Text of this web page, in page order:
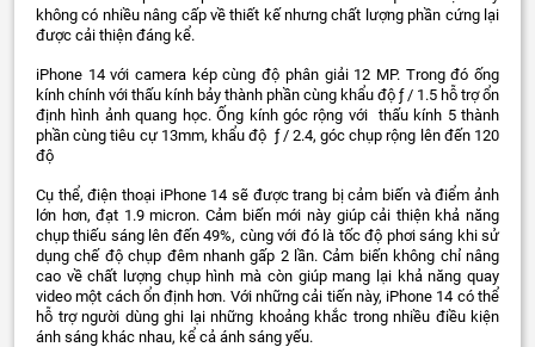
không có nhiều nâng cấp về thiết kế nhưng chất lượng phần cứng lại
được cải thiện đáng kể.
iPhone 14 với camera kép cùng độ phân giải 12 MP. Trong đó ống
kính chính với thấu kính bảy thành phần cùng khẩu độ ƒ / 1.5 hỗ trợ ổn
định hình ảnh quang học. Ống kính góc rộng với thấu kính 5 thành
phần cùng tiêu cự 13mm, khẩu độ ƒ / 2.4, góc chụp rộng lên đến 120
độ
Cụ thể, điện thoại iPhone 14 sẽ được trang bị cảm biến và điểm ảnh
lớn hơn, đạt 1.9 micron. Cảm biến mới này giúp cải thiện khả năng
chụp thiếu sáng lên đến 49%, cùng với đó là tốc độ phơi sáng khi sử
dụng chế độ chụp đêm nhanh gấp 2 lần. Cảm biến không chỉ nâng
cao về chất lượng chụp hình mà còn giúp mang lại khả năng quay
video một cách ổn định hơn. Với những cải tiến này, iPhone 14 có thể
hỗ trợ người dùng ghi lại những khoảng khắc trong nhiều điều kiện
ánh sáng khác nhau, kể cả ánh sáng yếu.